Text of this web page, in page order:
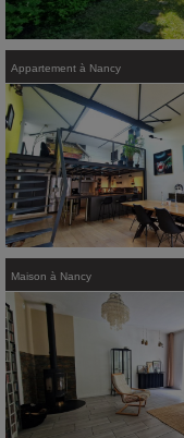
Appartement à Nancy
Maison à Nancy